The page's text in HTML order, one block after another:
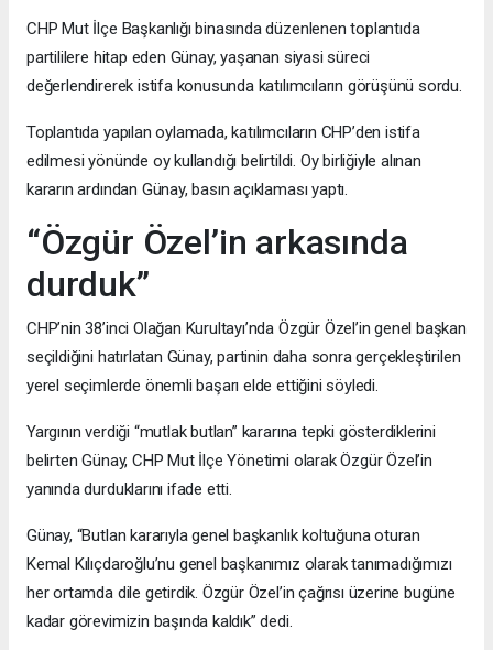
CHP Mut İlçe Başkanlığı binasında düzenlenen toplantıda
partililere hitap eden Günay, yaşanan siyasi süreci
değerlendirerek istifa konusunda katılımcıların görüşünü sordu.
Toplantıda yapılan oylamada, katılımcıların CHP’den istifa
edilmesi yönünde oy kullandığı belirtildi. Oy birliğiyle alınan
kararın ardından Günay, basın açıklaması yaptı.
“Özgür Özel’in arkasında
durduk”
CHP’nin 38’inci Olağan Kurultayı’nda Özgür Özel’in genel başkan
seçildiğini hatırlatan Günay, partinin daha sonra gerçekleştirilen
yerel seçimlerde önemli başarı elde ettiğini söyledi.
Yargının verdiği “mutlak butlan” kararına tepki gösterdiklerini
belirten Günay, CHP Mut İlçe Yönetimi olarak Özgür Özel’in
yanında durduklarını ifade etti.
Günay, “Butlan kararıyla genel başkanlık koltuğuna oturan
Kemal Kılıçdaroğlu’nu genel başkanımız olarak tanımadığımızı
her ortamda dile getirdik. Özgür Özel’in çağrısı üzerine bugüne
kadar görevimizin başında kaldık” dedi.